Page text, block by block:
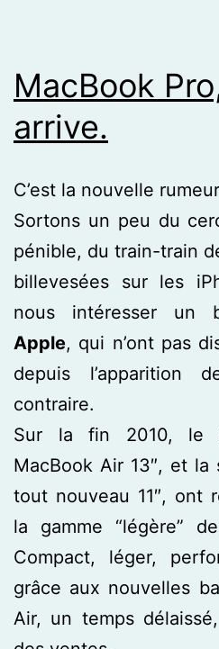
MacBook
arrive.
C’est la nouvelle
Sortons un peu du
pénible, du train-train
billevesées sur les
nous intéresser un
Apple, qui n’ont pas
depuis l’apparition
contraire.
Sur la fin 2010, le
MacBook Air 13″, et
tout nouveau 11″, ont
la gamme “légère”
Compact, léger,
grâce aux nouvelles
Air, un temps